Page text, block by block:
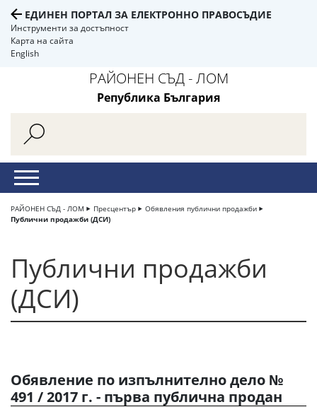
ЕДИНЕН ПОРТАЛ ЗА ЕЛЕКТРОННО ПРАВОСЪДИЕ
Инструменти за достъпност
Карта на сайта
English
РАЙОНЕН СЪД - ЛОМ
Република България
РАЙОНЕН СЪД - ЛОМ Пресцентър
Обявления публични продажби
Публични продажби (ДСИ)
Публични продажби
(ДСИ)
Обявление по изпълнително дело №
491 / 2017 г. - първа публична продан